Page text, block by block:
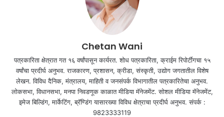
Chetan Wani
पत्रकारिता क्षेत्रात गत १६ वर्षांपासून कार्यरत. शोध पत्रकारिता, क्राईम रिपोर्टींगचा १५
वर्षांचा प्रदीर्घ अनुभव. राजकारण, प्रशासन, क्रीडा, संस्कृती, उद्योग जगतातील विशेष
लेखन. विविध दैनिक, मंत्रालय, माहिती व जनसंपर्क विभागातील पत्रकारितेचा अनुभव.
लोकसभा, विधानसभा, मनपा निवडणूक काळात मीडिया मॅनेजमेंट. सोशल मीडिया मॅनेजमेंट,
इमेज बिल्डिंग, मार्केटिंग, ब्रॅण्डिंग यासारख्या विविध क्षेत्राचा प्रदीर्घ अनुभव. संपर्क :
9823333119